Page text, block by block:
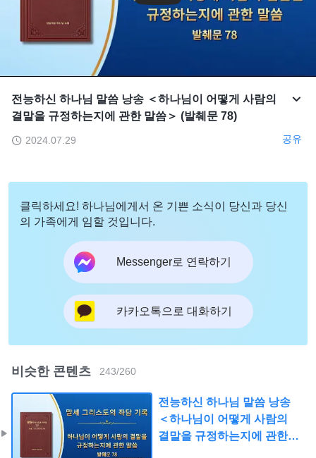
전능하신 하나님 말씀 낭송 ＜하나님이 어떻게 사람의
결말을 규정하는지에 관한 말씀＞ (발췌문 78)
2024.07.29 공유
클릭하세요! 하나님에게서 온 기쁜 소식이 당신과 당신
의 가족에게 임할 것입니다.
Messenger로 연락하기
카카오톡으로 대화하기
비슷한 콘텐츠 243/260
전능하신 하나님 말씀 낭송
＜하나님이 어떻게 사람의
결말을 규정하는지에 관한